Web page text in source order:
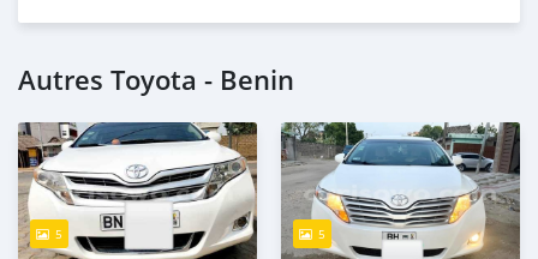
Autres Toyota - Benin
5 5